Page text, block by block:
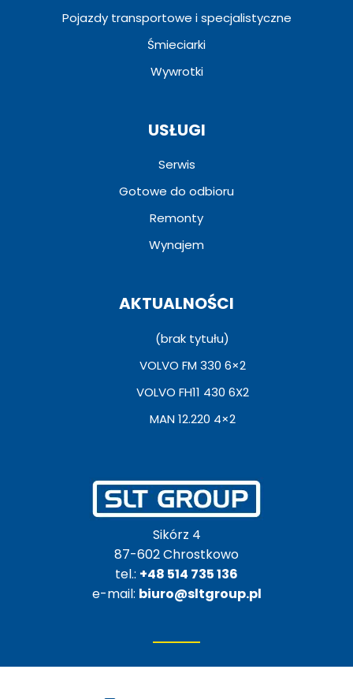
Pojazdy transportowe i specjalistyczne
Śmieciarki
Wywrotki
USŁUGI
Serwis
Gotowe do odbioru
Remonty
Wynajem
AKTUALNOŚCI
(brak tytułu)
VOLVO FM 330 6×2
VOLVO FH11 430 6X2
MAN 12.220 4×2
Sikórz 4
87-602 Chrostkowo
tel.: +48 514 735 136
e-mail: biuro@sltgroup.pl